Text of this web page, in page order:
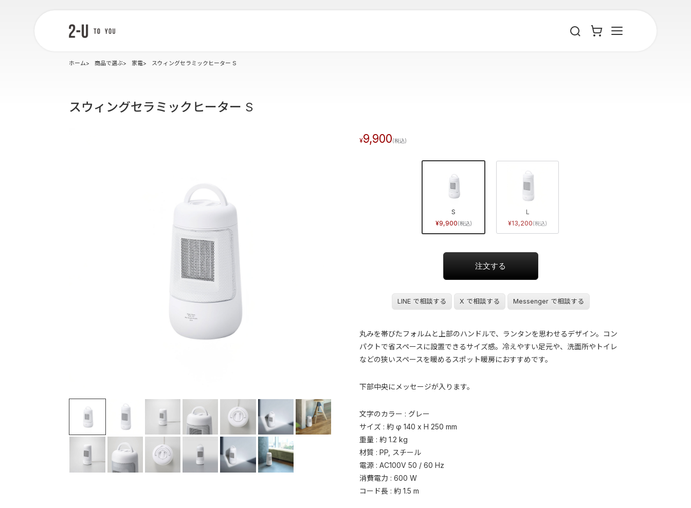
ホーム 商品で選ぶ 家電 スウィングセラミックヒーター S
スウィングセラミックヒーター S
9,900
S
9,900
L
13,200
LINE で相談する X で相談する Messenger で相談する
丸みを帯びたフォルムと上部のハンドルで、ランタンを思わせるデザイン。コン
パクトで省スペースに設置できるサイズ感。冷えやすい足元や、洗面所やトイレ
などの狭いスペースを暖めるスポット暖房におすすめです。
下部中央にメッセージが入ります。
文字のカラー : グレー
サイズ : 約 φ 140 x H 250 mm
重量 : 約 1.2 kg
材質 : PP, スチール
電源 : AC100V 50 / 60 Hz
消費電力 : 600 W
コード長 : 約 1.5 m